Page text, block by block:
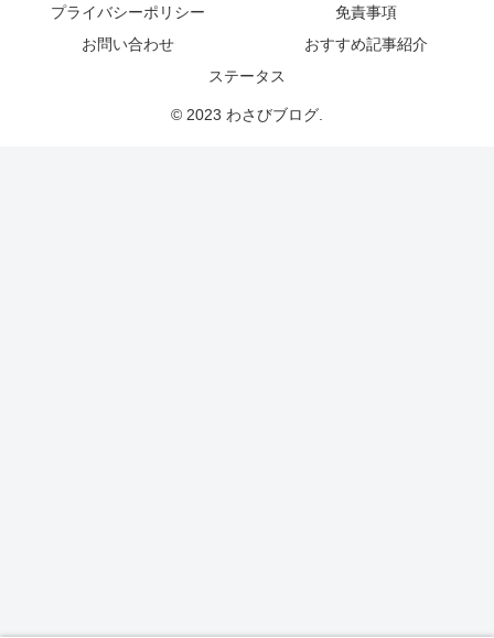
プライバシーポリシー
免責事項
お問い合わせ
おすすめ記事紹介
ステータス
© 2023 わさびブログ.